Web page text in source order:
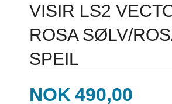
VISIR LS2
ROSA SØLV/
SPEIL
Pris
NOK 490,00